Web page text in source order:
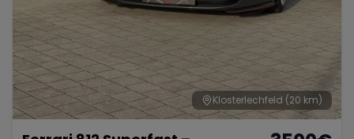
Klosterlechfeld (20 km)